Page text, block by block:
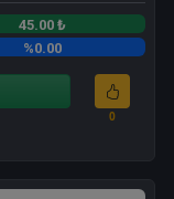
45.00 ₺
%0.00
0